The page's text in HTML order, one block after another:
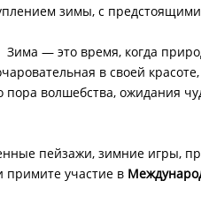
зимы, с
Зима — это время, когда
в своей
волшебства, ожидания
пейзажи, зимние игры,
примите участие в